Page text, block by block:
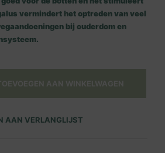
vermindert het optreden van veel
bij ouderdom en
AAN WINKELWAGEN
AAN VERLANGLIJST